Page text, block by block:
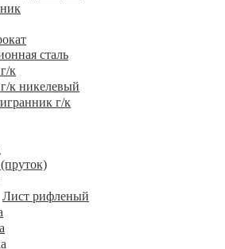
сталь
к
к никелевый
г/к
Лист рифленый